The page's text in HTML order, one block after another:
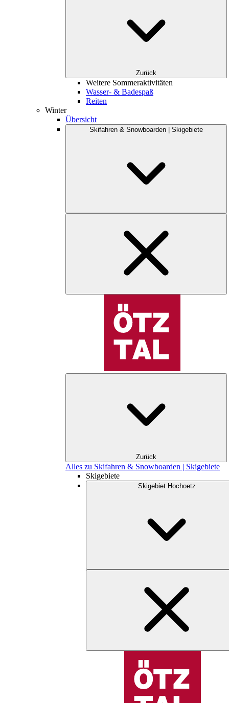
Zurück
Weitere Sommeraktivitäten
Wasser- & Badespaß
Reiten
Winter
Übersicht
Skifahren & Snowboarden | Skigebiete
Zurück
Alles zu Skifahren & Snowboarden | Skigebiete
Skigebiete
Skigebiet Hochoetz